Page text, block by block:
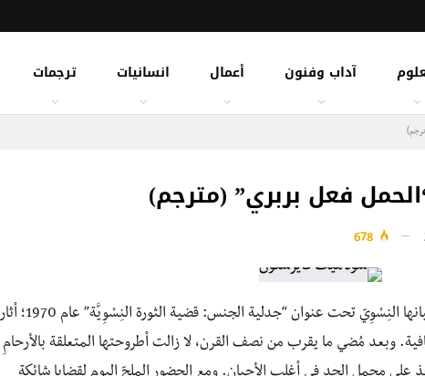
آداب وفنون أعمال انسانيات ترجمات
فعل بربري” (مترجم)
” بيانها النِسْوِيّ تحت عنوان “جدلية الجنس: قضية الثورة النِسْوِيَّة” عام 1970؛ أثار
وبعد مُضي ما يقرب من نصف القرن، لا زالت أطروحتها المتعلقة بالأرحامِ